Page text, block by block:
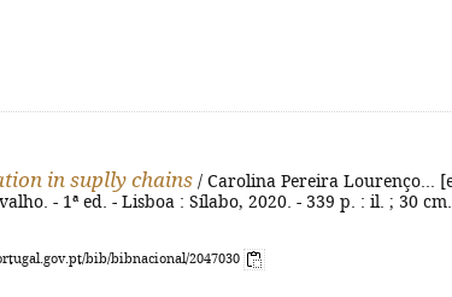
in suplly chains / Carolina Pereira Lourenço...
- 1ª ed. - Lisboa : Sílabo, 2020. - 339 p. : il. ; 30
bib/bibnacional/2047030